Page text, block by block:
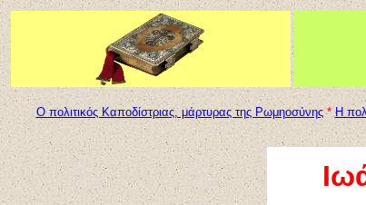
Ο πολιτικός Καποδίστριας, μάρτυρας της Ρωμηοσύνης * Η